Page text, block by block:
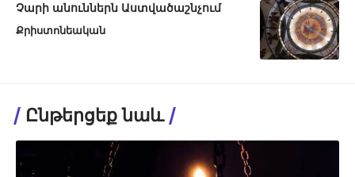
Չարի անուններն Աստվածաշնչում
Քրիստոնեական
Ընթերցեք նաև